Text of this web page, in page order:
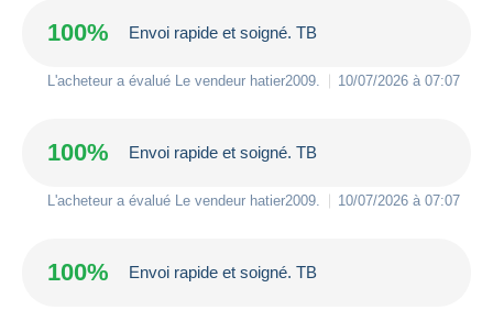
100% Envoi rapide et soigné. TB
L'acheteur a évalué Le vendeur hatier2009 10/07/2026 à 07:07
100% Envoi rapide et soigné. TB
L'acheteur a évalué Le vendeur hatier2009 10/07/2026 à 07:07
100% Envoi rapide et soigné. TB